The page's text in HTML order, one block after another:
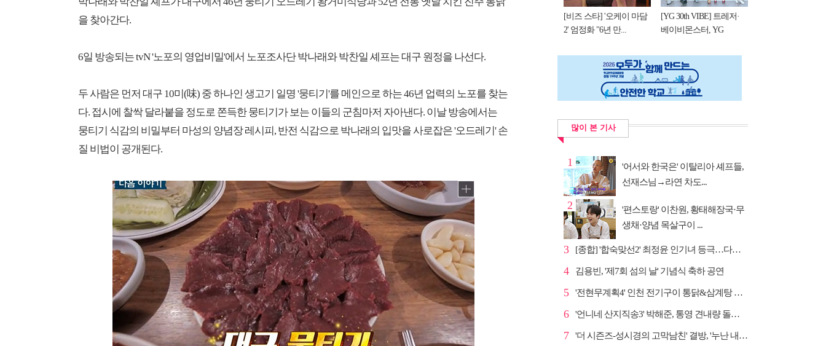
을 찾아간다.
6일 방송되는 tvN '노포의 영업비밀'에서 노포조사단 박나래와 박찬일 셰프는 대구 원정을 나선다.
두 사람은 먼저 대구 10미(味) 중 하나인 생고기 일명 '뭉티기'를 메인으로 하는 46년 업력의 노포를 찾는
다. 접시에 찰싹 달라붙을 정도로 쫀득한 뭉티기가 보는 이들의 군침마저 자아낸다. 이날 방송에서는
뭉티기 식감의 비밀부터 마성의 양념장 레시피, 반전 식감으로 박나래의 입맛을 사로잡은 '오드레기' 손
질 비법이 공개된다.
[비즈 스타] '오케이 마담
2' 엄정화 "6년 만...
[YG 30th VIBE] 트레저·
베이비몬스터, YG
많이 본 기사
1
'어서와 한국은' 이탈리아 셰프들,
선재스님→라연 차도...
2
'편스토랑' 이찬원, 황태해장국·무
생채·양념 목살구이 ...
3 [종합] '합숙맞선2' 최정윤 인기녀 등극…다음주 마지막...
4 김용빈, '제7회 섬의 날' 기념식 축하 공연
5 '전현무계획4' 인천 전기구이 통닭&삼계탕 노포 맛집 탐방
6 '언니네 산지직송3' 박해준, 통영 견내량 돌미역 조업 ...
7 '더 시즌즈-성시경의 고막남친' 결방, '누난 내게 여자...